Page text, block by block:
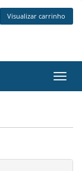
Visualizar carrinho